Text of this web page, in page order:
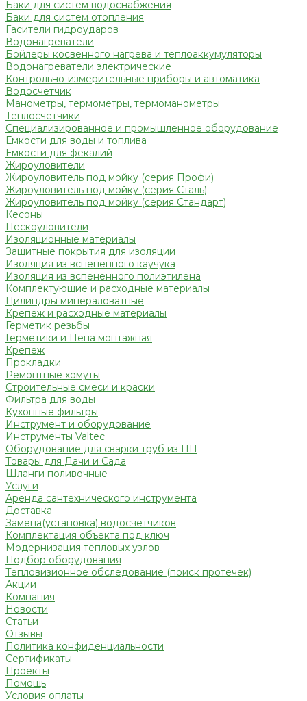
Баки для систем водоснабжения
Баки для систем отопления
Гасители гидроударов
Водонагреватели
Бойлеры косвенного нагрева и теплоаккумуляторы
Водонагреватели электрические
Контрольно-измерительные приборы и автоматика
Водосчетчик
Манометры, термометры, термоманометры
Теплосчетчики
Специализированное и промышленное оборудование
Емкости для воды и топлива
Емкости для фекалий
Жироуловители
Жироуловитель под мойку (серия Профи)
Жироуловитель под мойку (серия Сталь)
Жироуловитель под мойку (серия Стандарт)
Кесоны
Пескоуловители
Изоляционные материалы
Защитные покрытия для изоляции
Изоляция из вспененного каучука
Изоляция из вспененного полиэтилена
Комплектующие и расходные материалы
Цилиндры минераловатные
Крепеж и расходные материалы
Герметик резьбы
Герметики и Пена монтажная
Крепеж
Прокладки
Ремонтные хомуты
Строительные смеси и краски
Фильтра для воды
Кухонные фильтры
Инструмент и оборудование
Инструменты Valtec
Оборудование для сварки труб из ПП
Товары для Дачи и Сада
Шланги поливочные
Услуги
Аренда сантехнического инструмента
Доставка
Замена(установка) водосчетчиков
Комплектация объекта под ключ
Модернизация тепловых узлов
Подбор оборудования
Тепловизионное обследование (поиск протечек)
Акции
Компания
Новости
Статьи
Отзывы
Политика конфиденциальности
Сертификаты
Проекты
Помощь
Условия оплаты